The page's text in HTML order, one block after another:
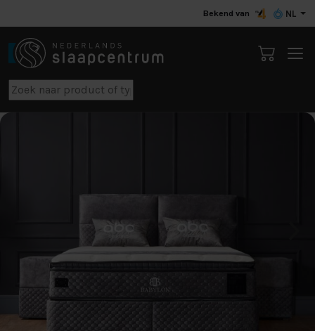
Bekend van NL